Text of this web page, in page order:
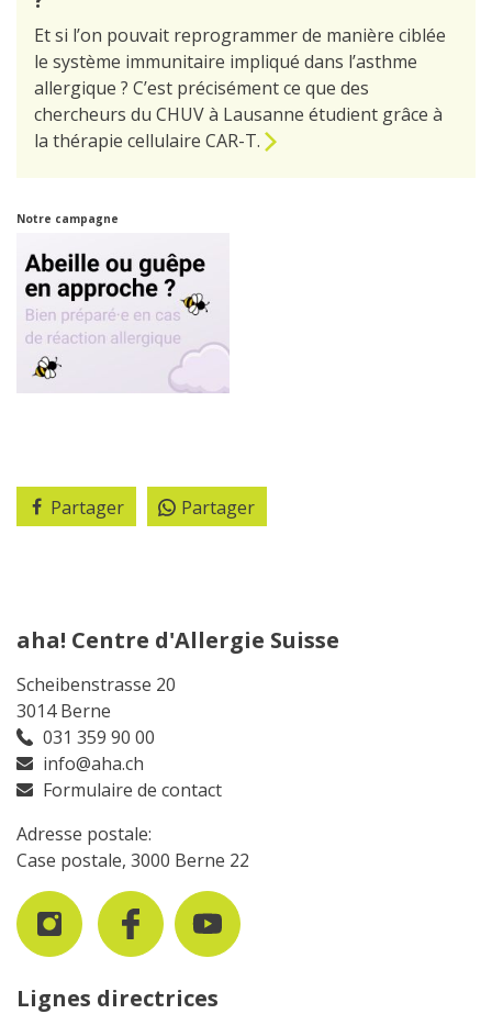
Et si l’on pouvait reprogrammer de manière ciblée
le système immunitaire impliqué dans l’asthme
allergique ? C’est précisément ce que des
chercheurs du CHUV à Lausanne étudient grâce à
la thérapie cellulaire CAR-T.
Notre campagne
Partager Partager
aha! Centre d'Allergie Suisse
Scheibenstrasse 20
3014 Berne
031 359 90 00
info@aha.ch
Formulaire de contact
Adresse postale:
Case postale, 3000 Berne 22
Lignes directrices